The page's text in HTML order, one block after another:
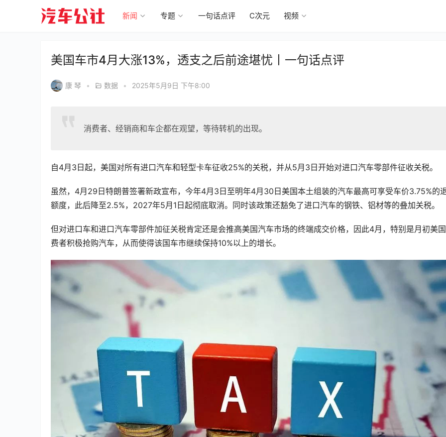
新闻 专题 一句话点评 C次元 视频
美国车市4月大涨13%，透支之后前途堪忧丨一句话点评
康 琴 • 数据 • 2025年5月9日 下午8:00
消费者、经销商和车企都在观望，等待转机的出现。
自4月3日起，美国对所有进口汽车和轻型卡车征收25%的关税，并从5月3日开始对进口汽车零部件征收关税。
虽然，4月29日特朗普签署新政宣布，今年4月3日至明年4月30日美国本土组装的汽车最高可享受车价3.75%的
额度，此后降至2.5%，2027年5月1日起彻底取消。同时该政策还豁免了进口汽车的钢铁、铝材等的叠加关税。
但对进口车和进口汽车零部件加征关税肯定还是会推高美国汽车市场的终端成交价格，因此4月，特别是月初美
费者积极抢购汽车，从而使得该国车市继续保持10%以上的增长。